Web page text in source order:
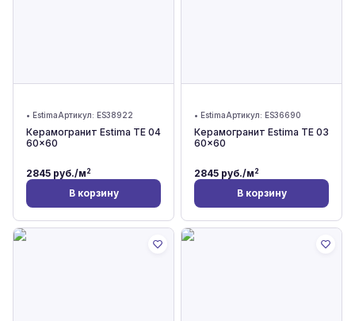
• EstimaАртикул: ES38922
Керамогранит Estima TE 04
60x60
2845 руб./м2
В корзину
• EstimaАртикул: ES36690
Керамогранит Estima TE 03
60x60
2845 руб./м2
В корзину